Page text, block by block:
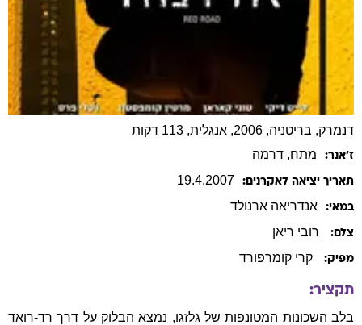
דנמרק, בריטניה, 2006, אנגלית, 113 דקות
ז׳אנר: מתח, דרמה
תאריך יציאה לאקרנים: 19.4.2007
במאי: אנדריאה ארנולד
צלם: רובי ריאן
מפיק: קרי קומרפורד
תקציר:
בלב השכונות המטונפות של גלזגו, נמצא הבלוק על דרך רד-רואד